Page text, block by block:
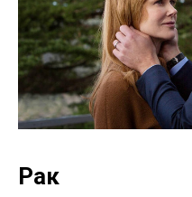
Рак